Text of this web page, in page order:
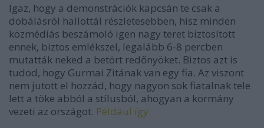
Igaz, hogy a demonstrációk kapcsán te csak a
dobálásról hallottál részletesebben, hisz minden
közmédiás beszámoló igen nagy teret biztosított
ennek, biztos emlékszel, legalább 6-8 percben
mutatták neked a betört redőnyöket. Biztos azt is
tudod, hogy Gurmai Zitának van egy fia. Az viszont
nem jutott el hozzád, hogy nagyon sok fiatalnak tele
lett a töke abból a stílusból, ahogyan a kormány
vezeti az országot. Például így.